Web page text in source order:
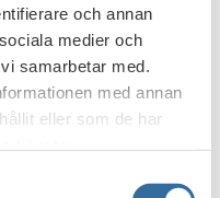
och annan
medier och
samarbetar med.
med annan
eller som de har